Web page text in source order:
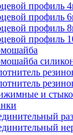
профиль
профиль
профиль
профиль
и